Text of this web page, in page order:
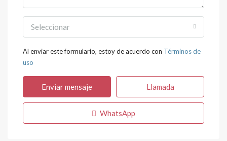
Seleccionar
Al enviar este formulario, estoy de acuerdo con Términos de
uso
Enviar mensaje Llamada
WhatsApp